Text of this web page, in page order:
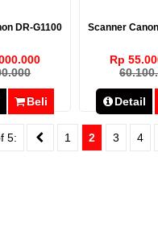
DR-G1100
Beli
Scanner
Rp
Detail
5: 1 2 3 4